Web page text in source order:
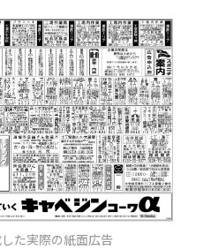
した実際の紙面広告